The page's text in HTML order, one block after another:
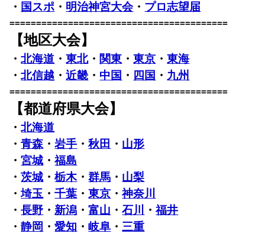
・ 国スポ ・ 明治神宮大会・ プロ志望届
=========================================
【地区大会】
・北海道 ・東北・ 関東・東京 ・東海
・北信越 ・近畿 ・ 中国 ・ 四国 ・ 九州
=========================================
【都道府県大会】
・北海道
・青森・岩手 ・秋田 ・ 山形
・宮城 ・福島
・茨城 ・栃木・群馬 ・ 山梨
・埼玉 ・千葉 ・東京 ・神奈川
・長野 ・新潟 ・富山 ・石川 ・福井
・静岡 ・愛知 ・岐阜 ・三重